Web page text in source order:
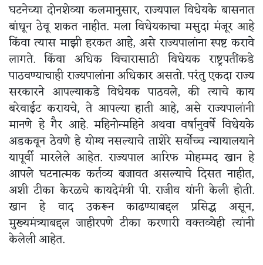
घटनेच्या दोनशेव्या कलमानुसार, राज्यपाल विधेयके बासनात
बांधून ठेवू शकत नाहीत. मला विधेयकाचा मसुदा मंजूर आहे
किंवा त्यास माझी हरकत आहे, असे राज्यपालांना स्पष्ट करावे
लागते. किंवा अधिक विचारासाठी विधेयक राष्ट्रपतींकडे
पाठवण्याचाही राज्यपालांना अधिकार असतो. परंतु एकदा राज्य
सरकारने आपल्याकडे विधेयक पाठवले, की त्याचे काय
बरेवाईट करायचे, ते आपल्या हाती आहे, असे राज्यपालांनी
मानणे हे गैर आहे. महिनोन्महिने अथवा वर्षानुवर्षे विधेयके
अडकवून ठेवणे हे योग्य नसल्याचे ताशेरे सर्वोच्च न्यायालयाने
यापूर्वी मारलेले आहेत. राज्यपाल आरिफ मोहम्मद खान हे
आपले घटनात्मक कर्तव्य बजावत असल्याचे दिसत नाहीत,
अशी टीका केरळचे कायदेमंत्री पी. राजीव यांनी केली होती.
खान हे वाद उकरून काढण्याबद्दल प्रसिद्ध असून,
मुख्यमंत्र्याबद्दल जाहीरपणे टीका करणारी वक्तव्येही त्यांनी
केलेली आहेत.